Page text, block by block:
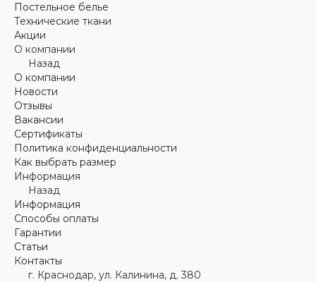
Постельное белье
Технические ткани
Акции
О компании
Назад
О компании
Новости
Отзывы
Вакансии
Сертификаты
Политика конфиденциальности
Как выбрать размер
Информация
Назад
Информация
Способы оплаты
Гарантии
Статьи
Контакты
г. Краснодар, ул. Калинина, д. 380